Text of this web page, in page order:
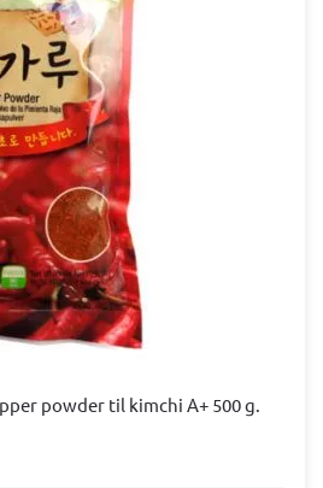
powder til kimchi A+ 500 g.